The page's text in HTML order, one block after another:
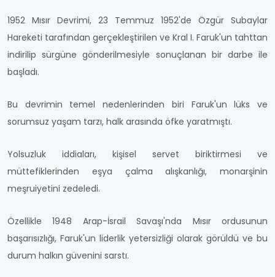
1952 Mısır Devrimi, 23 Temmuz 1952'de Özgür Subaylar
Hareketi tarafından gerçekleştirilen ve Kral I. Faruk'un tahttan
indirilip sürgüne gönderilmesiyle sonuçlanan bir darbe ile
başladı.
Bu devrimin temel nedenlerinden biri Faruk'un lüks ve
sorumsuz yaşam tarzı, halk arasında öfke yaratmıştı.
Yolsuzluk iddiaları, kişisel servet biriktirmesi ve
müttefiklerinden eşya çalma alışkanlığı, monarşinin
meşruiyetini zedeledi.
Özellikle 1948 Arap-İsrail Savaşı'nda Mısır ordusunun
başarısızlığı, Faruk'un liderlik yetersizliği olarak görüldü ve bu
durum halkın güvenini sarstı.